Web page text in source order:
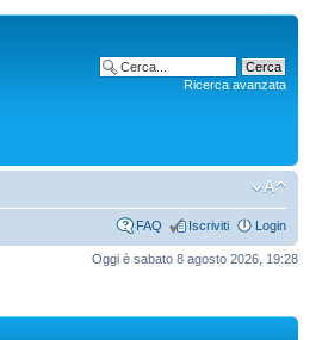
Ricerca avanzata
FAQ Iscriviti Login
Oggi è sabato 8 agosto 2026, 19:28